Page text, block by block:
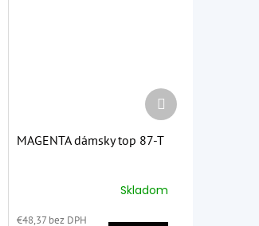
MAGENTA dámsky top 87-T
produktu
Skladom
€48,37 bez DPH
Ďalší
produkt